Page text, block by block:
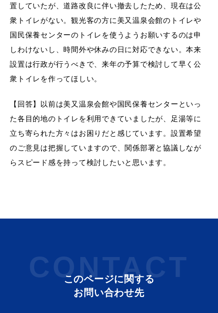
置していたが、道路改良に伴い撤去したため、現在は公
衆トイレがない。観光客の方に美又温泉会館のトイレや
国民保養センターのトイレを使うようお願いするのは申
しわけないし、時間外や休みの日に対応できない。本来
設置は行政が行うべきで、来年の予算で検討して早く公
衆トイレを作ってほしい。
【回答】以前は美又温泉会館や国民保養センターといっ
た各目的地のトイレを利用できていましたが、足湯等に
立ち寄られた方々はお困りだと感じています。設置希望
のご意見は把握していますので、関係部署と協議しなが
らスピード感を持って検討したいと思います。
CONTACT
このページに関する
お問い合わせ先